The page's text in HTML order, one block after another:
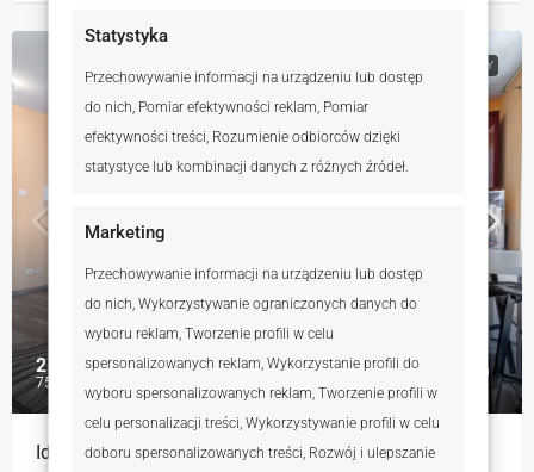
Statystyka
Przechowywanie informacji na urządzeniu lub dostęp
do nich, Pomiar efektywności reklam, Pomiar
efektywności treści, Rozumienie odbiorców dzięki
statystyce lub kombinacji danych z różnych źródeł.
Marketing
Przechowywanie informacji na urządzeniu lub dostęp
do nich, Wykorzystywanie ograniczonych danych do
wyboru reklam, Tworzenie profili w celu
spersonalizowanych reklam, Wykorzystanie profili do
wyboru spersonalizowanych reklam, Tworzenie profili w
celu personalizacji treści, Wykorzystywanie profili w celu
doboru spersonalizowanych treści, Rozwój i ulepszanie
RYNEK WTÓRNY
2 200 zł
75 zł
Idealna kawalerka przy Kampusie Morasko | Os. Bato